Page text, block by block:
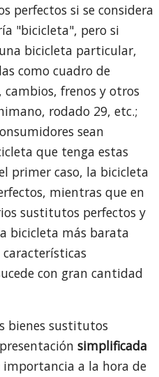
perfectos si se considera
"bicicleta", pero si
bicicleta particular,
como cuadro de
frenos y otros
rodado 29, etc.;
sean
que tenga estas
primer caso, la bicicleta
mientras que en
sustitutos perfectos y
bicicleta más barata
con gran cantidad
bienes sustitutos
simplificada
a la hora de